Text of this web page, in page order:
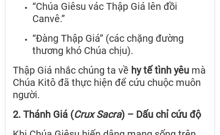
“Chúa Giêsu vác Thập Giá lên đồi
Canvê.”
“Đàng Thập Giá” (các chặng đường
thương khó Chúa chịu).
Thập Giá nhắc chúng ta về hy tế tình yêu mà
Chúa Kitô đã thực hiện để cứu chuộc muôn
người.
2. Thánh Giá (Crux Sacra) – Dấu chỉ cứu độ